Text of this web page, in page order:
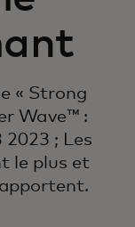
« Strong
Wave™ :
; Les
le plus et